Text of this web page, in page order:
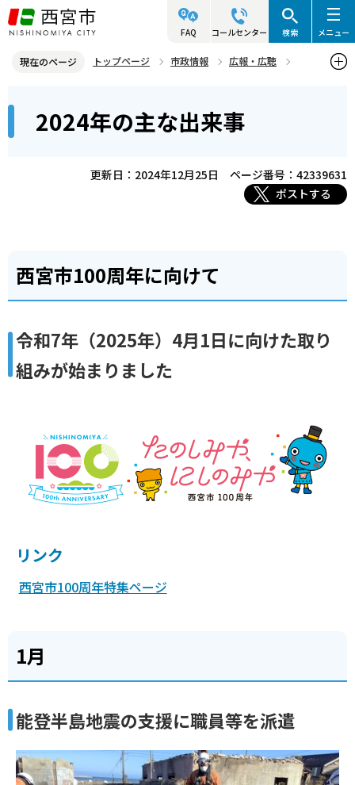
こ
の
ジ
先
FAQ コールセンター 検索 メニュー
現在のページ トップページ 市政情報
広報・広聴
こ
2024年の主な出来事
更新日：2024年12月25日
ページ番号：42339631
ポストする
西宮市100周年に向けて
令和7年（2025年）4月1日に向けた取り
組みが始まりました
リンク
西宮市100周年特集ページ
1月
能登半島地震の支援に職員等を派遣